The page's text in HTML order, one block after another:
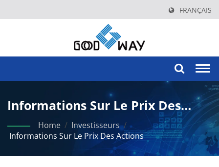
FRANÇAIS
Informations Sur Le Prix Des
Actions
Home / Investisseurs /
Informations Sur Le Prix Des Actions